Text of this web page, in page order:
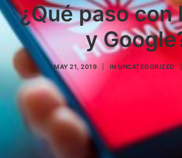
¿Qué paso con
y
MAY 21, 2019 IN UNCATEGORIZED